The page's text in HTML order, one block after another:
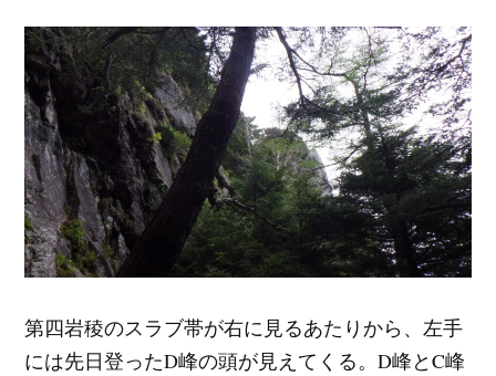
第四岩稜のスラブ帯が右に見るあたりから、左手
には先日登ったD峰の頭が見えてくる。D峰とC峰